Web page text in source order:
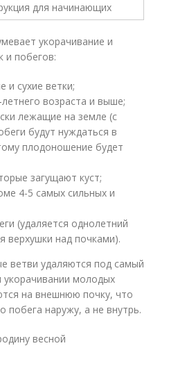
укорачивание и
и побегов:
и сухие ветки;
возраста и выше;
лежащие на земле (с
будут нуждаться в
плодоношение будет
загущают куст;
4-5 самых сильных и
(удаляется однолетний
верхушки над почками).
ветви удаляются под самый
укорачивании молодых
на внешнюю почку, что
побега наружу, а не внутрь.
весной